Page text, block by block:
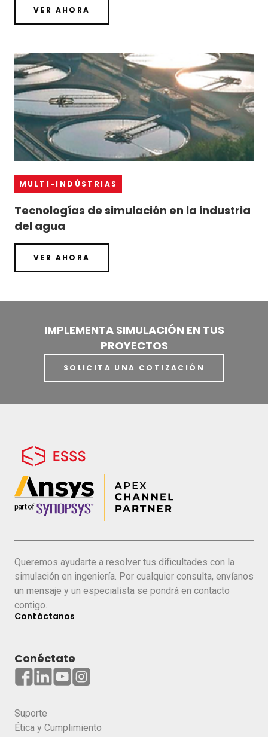
VER AHORA
MULTI-INDÚSTRIAS
Tecnologías de simulación en la industria
del agua
VER AHORA
IMPLEMENTA SIMULACIÓN EN TUS
PROYECTOS
SOLICITA UNA COTIZACIÓN
Queremos ayudarte a resolver tus dificultades con la
simulación en ingeniería. Por cualquier consulta, envíanos
un mensaje y un especialista se pondrá en contacto
contigo.
Contáctanos
Conéctate
Suporte
Ética y Cumplimiento